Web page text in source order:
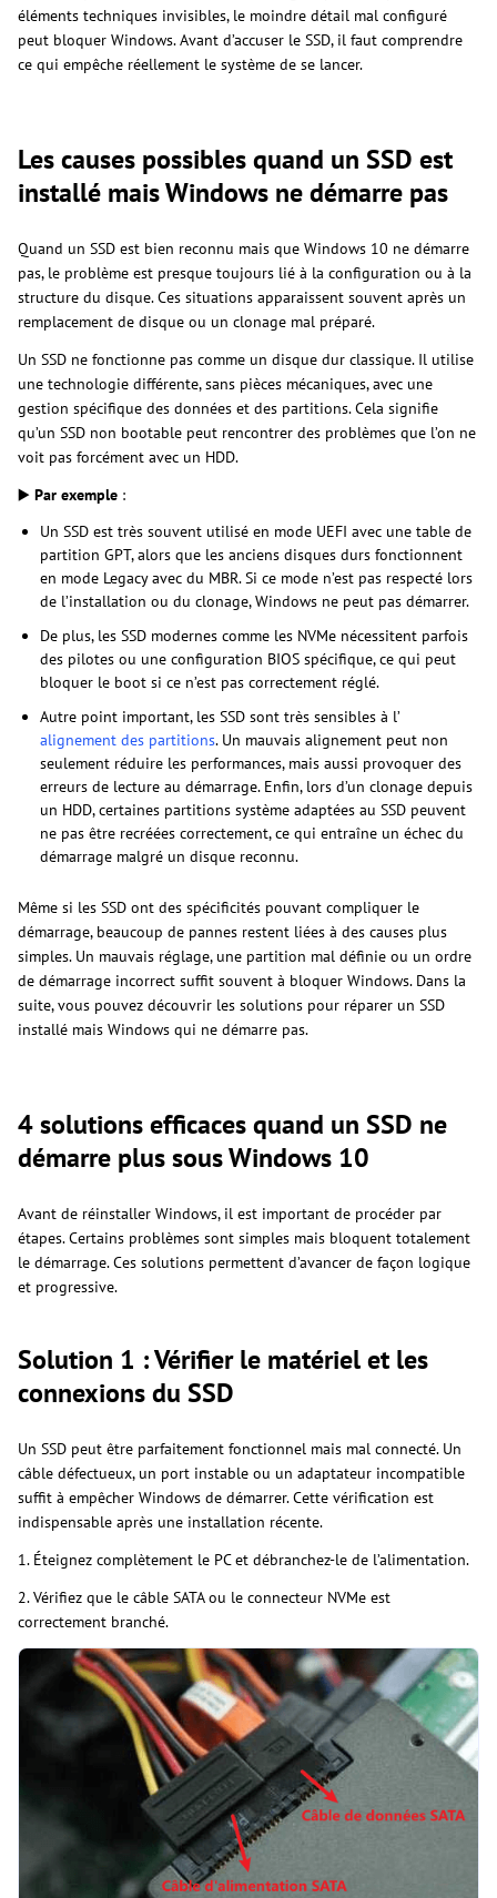
éléments techniques invisibles, le moindre détail mal configuré
peut bloquer Windows. Avant d’accuser le SSD, il faut comprendre
ce qui empêche réellement le système de se lancer.
Les causes possibles quand un SSD est
installé mais Windows ne démarre pas
Quand un SSD est bien reconnu mais que Windows 10 ne démarre
pas, le problème est presque toujours lié à la configuration ou à la
structure du disque. Ces situations apparaissent souvent après un
remplacement de disque ou un clonage mal préparé.
Un SSD ne fonctionne pas comme un disque dur classique. Il utilise
une technologie différente, sans pièces mécaniques, avec une
gestion spécifique des données et des partitions. Cela signifie
qu’un SSD non bootable peut rencontrer des problèmes que l’on ne
voit pas forcément avec un HDD.
▶️ Par exemple :
Un SSD est très souvent utilisé en mode UEFI avec une table de
partition GPT, alors que les anciens disques durs fonctionnent
en mode Legacy avec du MBR. Si ce mode n’est pas respecté lors
de l’installation ou du clonage, Windows ne peut pas démarrer.
De plus, les SSD modernes comme les NVMe nécessitent parfois
des pilotes ou une configuration BIOS spécifique, ce qui peut
bloquer le boot si ce n’est pas correctement réglé.
Autre point important, les SSD sont très sensibles à l’
alignement des partitions. Un mauvais alignement peut non
seulement réduire les performances, mais aussi provoquer des
erreurs de lecture au démarrage. Enfin, lors d’un clonage depuis
un HDD, certaines partitions système adaptées au SSD peuvent
ne pas être recréées correctement, ce qui entraîne un échec du
démarrage malgré un disque reconnu.
Même si les SSD ont des spécificités pouvant compliquer le
démarrage, beaucoup de pannes restent liées à des causes plus
simples. Un mauvais réglage, une partition mal définie ou un ordre
de démarrage incorrect suffit souvent à bloquer Windows. Dans la
suite, vous pouvez découvrir les solutions pour réparer un SSD
installé mais Windows qui ne démarre pas.
4 solutions efficaces quand un SSD ne
démarre plus sous Windows 10
Avant de réinstaller Windows, il est important de procéder par
étapes. Certains problèmes sont simples mais bloquent totalement
le démarrage. Ces solutions permettent d’avancer de façon logique
et progressive.
Solution 1 : Vérifier le matériel et les
connexions du SSD
Un SSD peut être parfaitement fonctionnel mais mal connecté. Un
câble défectueux, un port instable ou un adaptateur incompatible
suffit à empêcher Windows de démarrer. Cette vérification est
indispensable après une installation récente.
1. Éteignez complètement le PC et débranchez-le de l’alimentation.
2. Vérifiez que le câble SATA ou le connecteur NVMe est
correctement branché.